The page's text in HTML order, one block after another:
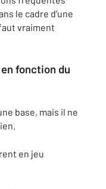
le cadre d’une
vraiment
fonction du
base, mais il ne
en jeu